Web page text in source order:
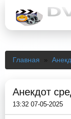
Главная »
Анекдот
13:32 07-05-2025